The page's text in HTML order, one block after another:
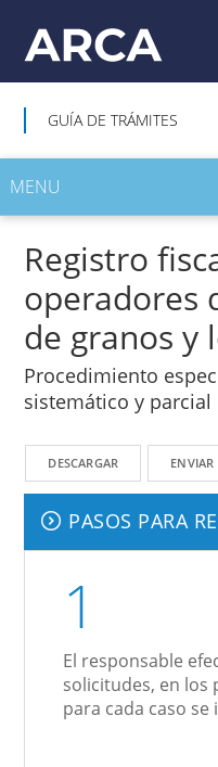
GUÍA DE TRÁMITES
MENU
TRÁMITES POR TEMA
Registro
operadores
de granos y
Procedimiento
sistemático y
PASOS PARA
1
El responsable
solicitudes, en los
para cada caso